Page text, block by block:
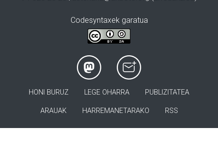
Codesyntaxek garatua
HONI BURUZ LEGE OHARRA PUBLIZITATEA
ARAUAK HARREMANETARAKO RSS